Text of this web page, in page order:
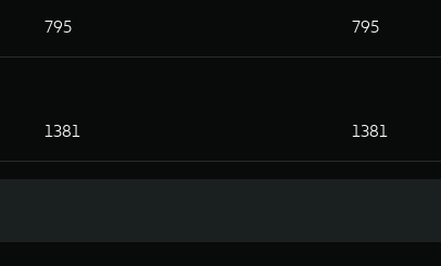
795 795
1381 1381